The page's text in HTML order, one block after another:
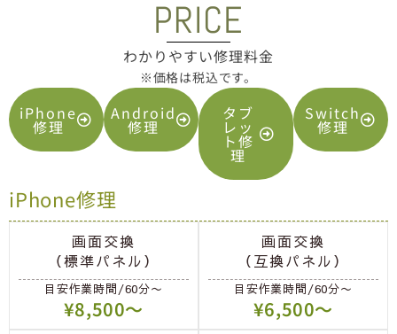
PRICE
わかりやすい修理料金
※価格は税込です。
iPhone
修理
Android
修理
タブ
レッ
ト修
理
Switch
修理
iPhone修理
画面交換
（標準パネル）
目安作業時間/60分〜
¥8,500〜
画面交換
（互換パネル）
目安作業時間/60分〜
¥6,500〜